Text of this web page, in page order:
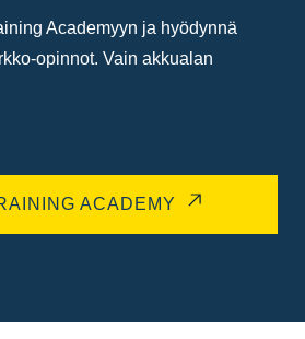
Academyyn ja hyödynnä
opinnot. Vain akkualan
ACADEMY